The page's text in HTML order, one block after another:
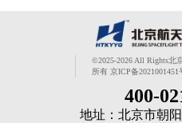
©2025-2026 All Rights北
所有 京ICP备2021001451
400-
地址：北京市朝